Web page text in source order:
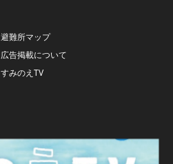
避難所マップ
広告掲載について
すみのえTV